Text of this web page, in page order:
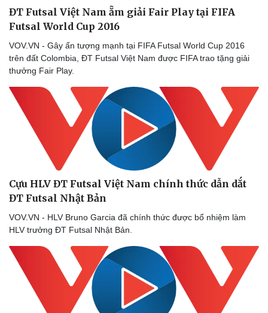
ĐT Futsal Việt Nam ẵm giải Fair Play tại FIFA
Futsal World Cup 2016
VOV.VN - Gây ấn tượng mạnh tại FIFA Futsal World Cup 2016
trên đất Colombia, ĐT Futsal Việt Nam được FIFA trao tặng giải
thưởng Fair Play.
Cựu HLV ĐT Futsal Việt Nam chính thức dẫn dắt
ĐT Futsal Nhật Bản
VOV.VN - HLV Bruno Garcia đã chính thức được bổ nhiệm làm
HLV trưởng ĐT Futsal Nhật Bản.